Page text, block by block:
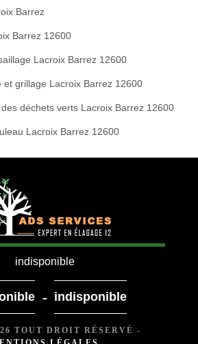
Barrez
Barrez 12600
Lacroix Barrez 12600
et grillage Lacroix Barrez 12600
déchets verts Lacroix Barrez 12600
Lacroix Barrez 12600
indisponible
- indisponible
TOUT DROIT RÉSERVÉ -